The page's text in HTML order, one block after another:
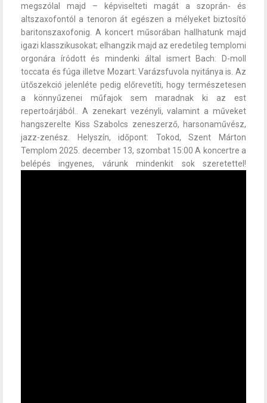
megszólal majd – képviselteti magát a szoprán- és
altszaxofontól a tenoron át egészen a mélyeket biztosító
baritonszaxofonig. A koncert műsorában hallhatunk majd
igazi klasszikusokat; elhangzik majd az eredetileg templomi
orgonára íródott és mindenki által ismert Bach: D-moll
toccata és fúga illetve Mozart: Varázsfuvola nyitánya is. Az
ütőszekció jelenléte pedig előrevetíti, hogy természetesen
a könnyűzenei műfajok sem maradnak ki az est
repertoárjából.. A zenekart vezényli, valamint a műveket
hangszerelte Kiss Szabolcs zeneszerző, harsonaművész,
jazz-zenész. Helyszín, időpont: Tokod, Szent Márton
Templom 2025. december 13, szombat 15:00 A koncertre a
belépés ingyenes, várunk mindenkit sok szeretettel!